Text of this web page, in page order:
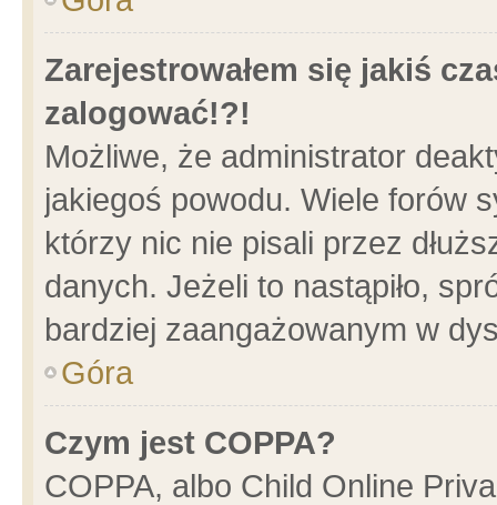
Zarejestrowałem się jakiś
zalogować!?!
Możliwe, że administrator
jakiegoś powodu. Wiele forów
którzy nic nie pisali przez
danych. Jeżeli to nastąpiło,
bardziej zaangażowanym w
Góra
Czym jest COPPA?
COPPA, albo Child Online